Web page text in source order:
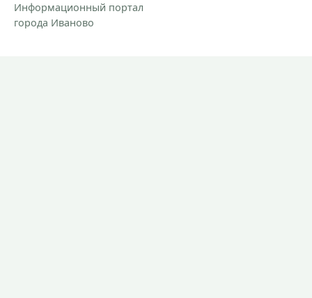
Информационный портал
города Иваново